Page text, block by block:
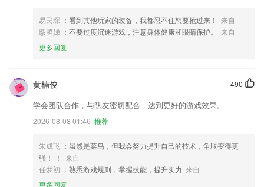
易民琛 ：看到其他玩家的装备，我都忍不住想要抢过来！
来自
缪腾娣 ：不要过度沉迷游戏，注意身体健康和眼睛保护。
来自
更多回复
490
黄楠俊
学会团队合作，与队友密切配合，达到更好的游戏效果。
2026-08-08 01:46 推荐
朱成飞 ：虽然是菜鸟，但我会努力提升自己的技术，争取变得更
强！ ！
来自
任梦初 ：熟悉游戏规则，掌握技能，提升实力 来自
更多回复